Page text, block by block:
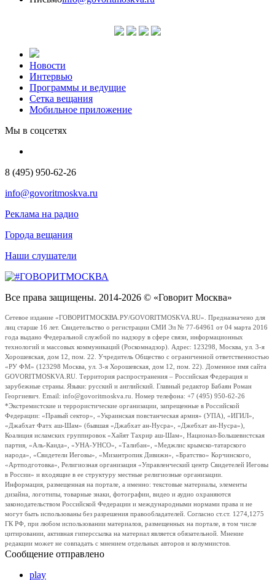
Новости
Интервью
Программы и ведущие
Сетка вещания
Мобильное приложение
Мы в соцсетях
8 (495) 950-62-26
info@govoritmoskva.ru
Реклама на радио
Города вещания
Наши слушатели
Все права защищены. 2014-2026 © «Говорит Москва»
Сетевое издание «ГОВОРИТМОСКВА.РУ/GOVORITMOSKVA.RU». Предназначено для
лиц старше 16 лет. Свидетельство о регистрации СМИ Эл № 77-64961 от 04 марта 2016
года выдано Федеральной службой по надзору в сфере связи, информационных
технологий и массовых коммуникаций (Роскомнадзор). Адрес: 123298, Москва, ул. 3-я
Хорошевская, дом 12, пом. 22. Учредитель Общество с ограниченной ответственностью
«РУ ФМ» (123298 Москва, ул. 3-я Хорошевская, дом 12, пом. 22). Доменное имя сайта
GOVORITMOSKVA.RU. Территория распространения – Российская Федерация и
зарубежные страны. Языки: русский и английский. Главный редактор Бабаян Роман
Георгиевич. Email: info@govoritmoskva.ru. Номер телефона: +7 (495) 950-62-26
*Экстремистские и террористические организации, запрещенные в Российской
Федерации: «Правый сектор», «Украинская повстанческая армия» (УПА), «ИГИЛ»,
«Джабхат Фатх аш-Шам» (бывшая «Джабхат ан-Нусра», «Джебхат ан-Нусра»),
Коалиция исламских группировок «Хайят Тахрир аш-Шам», Национал-Большевистская
партия, «Аль-Каида», «УНА-УНСО», «Талибан», «Меджлис крымско-татарского
народа», «Свидетели Иеговы», «Мизантропик Дивижн», «Братство» Корчинского,
«Артподготовка», Религиозная организация «Управленческий центр Свидетелей Иеговы
в России» и входящие в ее структуру местные религиозные организации.
Информация, размещенная на портале, а именно: текстовые материалы, элементы
дизайна, логотипы, товарные знаки, фотографии, видео и аудио охраняются
законодательством Российской Федерации и международными нормами права и не
могут быть использованы без разрешения правообладателей. Согласно ст.ст. 1274,1275
ГК РФ, при любом использовании материалов, размещенных на портале, в том числе
цитировании, активная гиперссылка на материал является обязательной. Мнение
редакции может не совпадать с мнением отдельных авторов и колумнистов.
Сообщение отправлено
play